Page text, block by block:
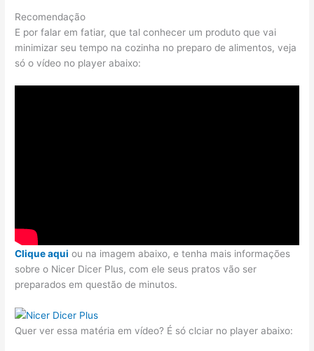
Recomendação
E por falar em fatiar, que tal conhecer um produto que vai
minimizar seu tempo na cozinha no preparo de alimentos, veja
só o vídeo no player abaixo:
Clique aqui ou na imagem abaixo, e tenha mais informações
sobre o Nicer Dicer Plus, com ele seus pratos vão ser
preparados em questão de minutos.
Quer ver essa matéria em vídeo? É só clciar no player abaixo: